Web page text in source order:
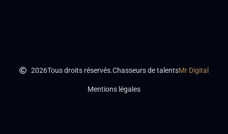
2026Tous droits réservés.Chasseurs de talentsMr Digital
Mentions légales